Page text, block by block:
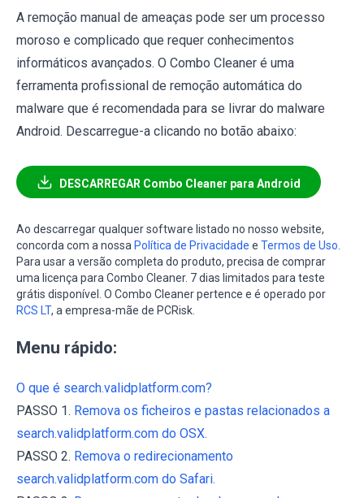
A remoção manual de ameaças pode ser um processo
moroso e complicado que requer conhecimentos
informáticos avançados. O Combo Cleaner é uma
ferramenta profissional de remoção automática do
malware que é recomendada para se livrar do malware
Android. Descarregue-a clicando no botão abaixo:
DESCARREGAR Combo Cleaner para Android
Ao descarregar qualquer software listado no nosso website,
concorda com a nossa Política de Privacidade e Termos de Uso
Para usar a versão completa do produto, precisa de comprar
uma licença para Combo Cleaner. 7 dias limitados para teste
grátis disponível. O Combo Cleaner pertence e é operado por
RCS LT, a empresa-mãe de PCRisk.
Menu rápido:
O que é search.validplatform.com?
PASSO 1. Remova os ficheiros e pastas relacionados a
search.validplatform.com do OSX.
PASSO 2. Remova o redirecionamento
search.validplatform.com do Safari.